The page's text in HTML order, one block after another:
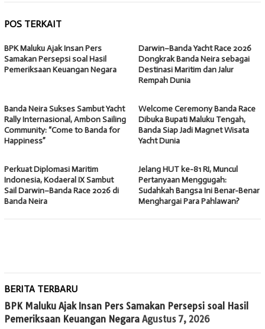
POS TERKAIT
BPK Maluku Ajak Insan Pers
Samakan Persepsi soal Hasil
Pemeriksaan Keuangan Negara
Darwin–Banda Yacht Race 2026
Dongkrak Banda Neira sebagai
Destinasi Maritim dan Jalur
Rempah Dunia
Banda Neira Sukses Sambut Yacht
Rally Internasional, Ambon Sailing
Community: “Come to Banda for
Happiness”
Welcome Ceremony Banda Race
Dibuka Bupati Maluku Tengah,
Banda Siap Jadi Magnet Wisata
Yacht Dunia
Perkuat Diplomasi Maritim
Indonesia, Kodaeral IX Sambut
Sail Darwin–Banda Race 2026 di
Banda Neira
Jelang HUT ke-81 RI, Muncul
Pertanyaan Menggugah:
Sudahkah Bangsa Ini Benar-Benar
Menghargai Para Pahlawan?
BERITA TERBARU
BPK Maluku Ajak Insan Pers Samakan Persepsi soal Hasil
Pemeriksaan Keuangan Negara Agustus 7, 2026